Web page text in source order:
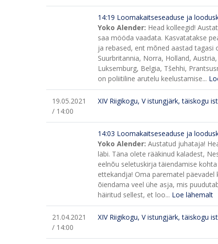
14:19 Loomakaitseseaduse ja
Yoko Alender: Head kolleegid!
saa mööda vaadata. Kasvatatakse
ja rebased, ent mõned aastad
Suurbritannia, Norra, Holland,
Luksemburg, Belgia, Tšehhi,
on poliitiline arutelu keelustamise...
19.05.2021
/ 14:00
XIV Riigikogu, V istungjärk, täiskogu
14:03 Loomakaitseseaduse ja
Yoko Alender: Austatud juhataja!
läbi. Täna olete rääkinud kaladest,
eelnõu seletuskirja täiendamise
ettekandja! Oma parematel
õiendama veel ühe asja, mis
häiritud sellest, et loo... Loe lähemalt
21.04.2021
/ 14:00
XIV Riigikogu, V istungjärk, täiskogu